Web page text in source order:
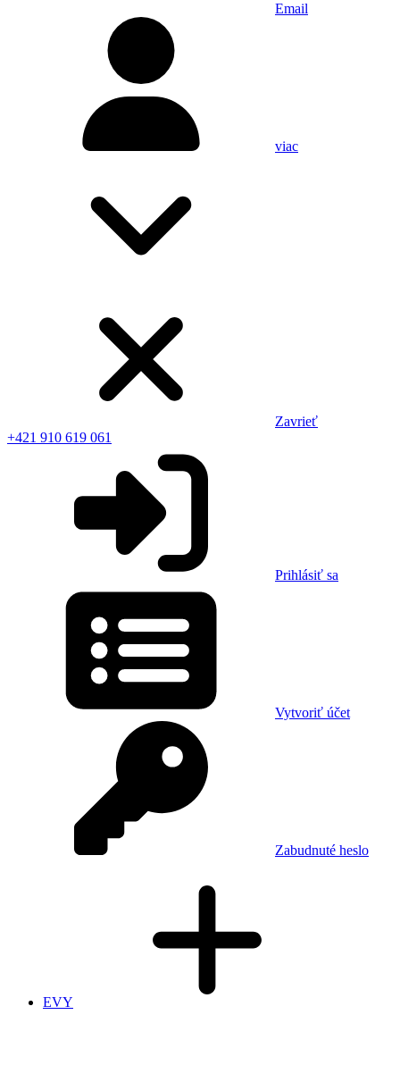
Email
viac
Zavrieť
+421 910 619 061
Prihlásiť sa
Vytvoriť účet
Zabudnuté heslo
EVY